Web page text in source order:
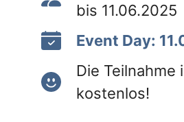
bis 11.06.2025
Event Day:
Die Teilnahme
kostenlos!